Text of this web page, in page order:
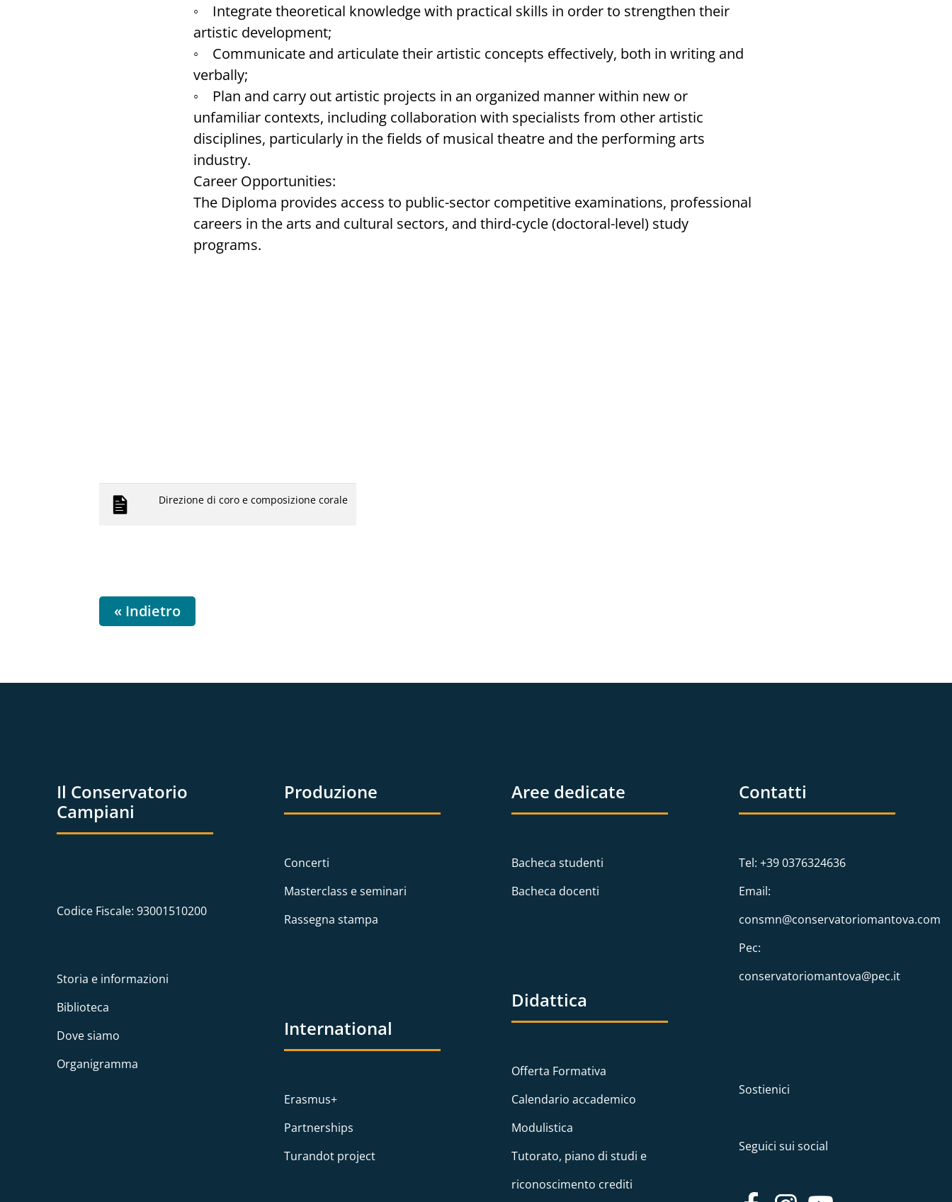
◦ Integrate theoretical knowledge with practical skills in order to strengthen their
artistic development;
◦ Communicate and articulate their artistic concepts effectively, both in writing and
verbally;
◦ Plan and carry out artistic projects in an organized manner within new or
unfamiliar contexts, including collaboration with specialists from other artistic
disciplines, particularly in the fields of musical theatre and the performing arts
industry.
Career Opportunities:
The Diploma provides access to public-sector competitive examinations, professional
careers in the arts and cultural sectors, and third-cycle (doctoral-level) study
programs.
Direzione di coro e composizione corale
« Indietro
Il Conservatorio
Campiani
Codice Fiscale: 93001510200
Storia e informazioni
Biblioteca
Dove siamo
Organigramma
Produzione
Concerti
Masterclass e seminari
Rassegna stampa
International
Erasmus+
Partnerships
Turandot project
Aree dedicate
Bacheca studenti
Bacheca docenti
Didattica
Offerta Formativa
Calendario accademico
Modulistica
Tutorato, piano di studi e
riconoscimento crediti
Contatti
Tel: +39 0376324636
Email:
consmn@conservatoriomantova.com
Pec:
conservatoriomantova@pec.it
Sostienici
Seguici sui social